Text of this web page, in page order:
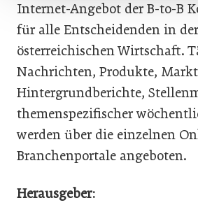
Internet-Angebot der B-to-B
für alle Entscheidenden in der
österreichischen Wirtschaft.
Nachrichten, Produkte,
Hintergrundberichte,
themenspezifischer
werden über die einzelnen
Branchenportale angeboten.
Herausgeber: